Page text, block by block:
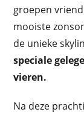
groepen
mooiste
de unieke
speciale
vieren.
Na deze